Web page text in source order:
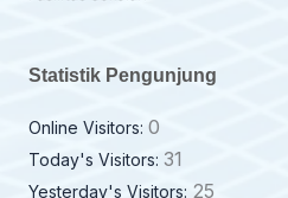
Statistik Pengunjung
Online Visitors: 0
Today's Visitors: 31
Yesterday's Visitors: 25